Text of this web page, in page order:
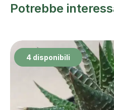
Potrebbe
4 disponibili